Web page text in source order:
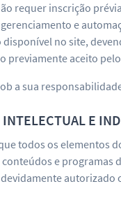
requer inscrição
e
no site,
previamente aceito
a sua
E
todos os elementos
conteúdos e
autorizado